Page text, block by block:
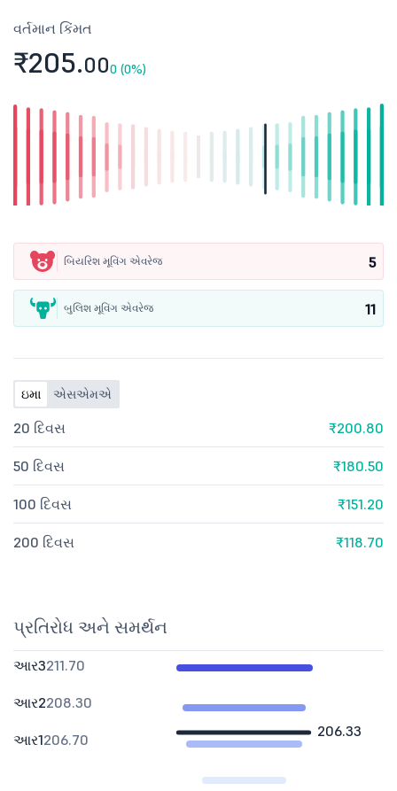
વર્તમાન કિંમત
₹205.000 (0%)
બિયરિશ મૂવિંગ એવરેજ 5
બુલિશ મૂવિંગ એવરેજ 11
ઇમા એસએમએ
20 દિવસ ₹200.80
50 દિવસ ₹180.50
100 દિવસ ₹151.20
200 દિવસ ₹118.70
પ્રતિરોધ અને સમર્થન
206.33
આર3211.70
આર2208.30
આર1206.70